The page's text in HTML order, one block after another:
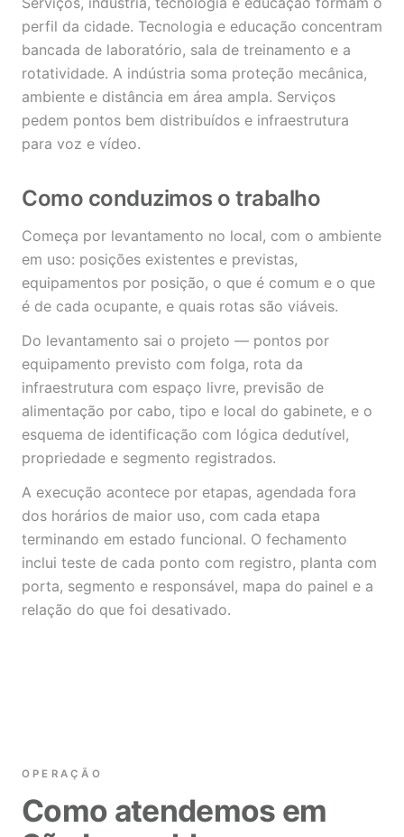
perfil da cidade. Tecnologia e educação concentram
bancada de laboratório, sala de treinamento e a
rotatividade. A indústria soma proteção mecânica,
ambiente e distância em área ampla. Serviços
pedem pontos bem distribuídos e infraestrutura
para voz e vídeo.
Como conduzimos o trabalho
Começa por levantamento no local, com o ambiente
em uso: posições existentes e previstas,
equipamentos por posição, o que é comum e o que
é de cada ocupante, e quais rotas são viáveis.
Do levantamento sai o projeto — pontos por
equipamento previsto com folga, rota da
infraestrutura com espaço livre, previsão de
alimentação por cabo, tipo e local do gabinete, e o
esquema de identificação com lógica dedutível,
propriedade e segmento registrados.
A execução acontece por etapas, agendada fora
dos horários de maior uso, com cada etapa
terminando em estado funcional. O fechamento
inclui teste de cada ponto com registro, planta com
porta, segmento e responsável, mapa do painel e a
relação do que foi desativado.
OPERAÇÃO
Como atendemos em